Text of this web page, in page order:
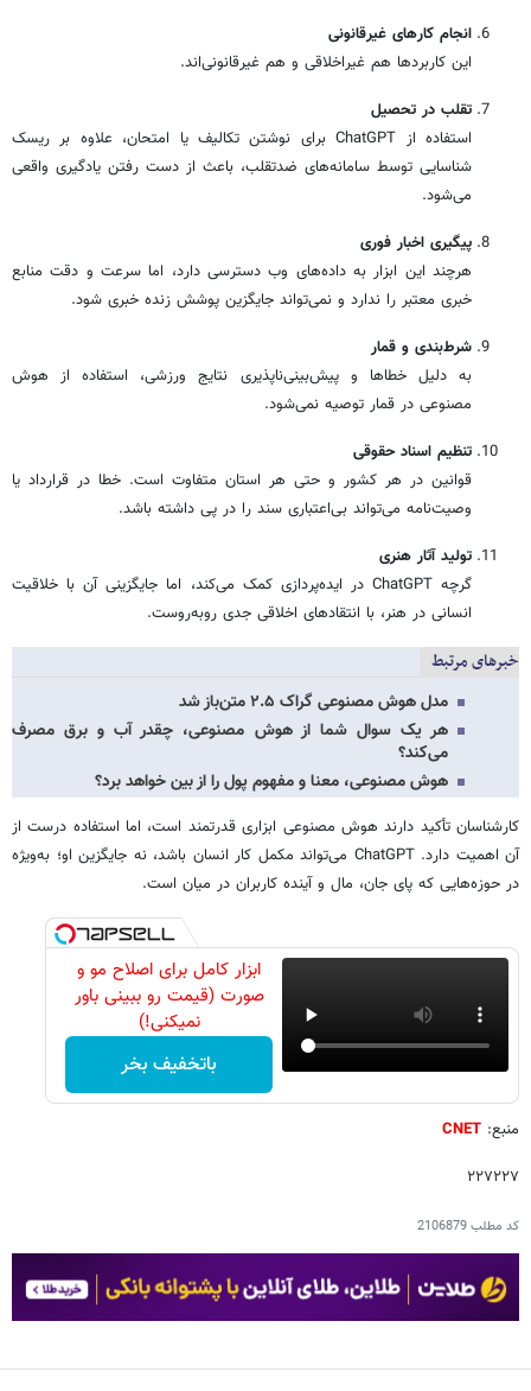
انجام کارهای غیرقانونی
این کاربردها هم غیراخلاقی و هم غیرقانونی‌اند.
تقلب در تحصیل
استفاده از ChatGPT برای نوشتن تکالیف یا امتحان، علاوه بر ریسک
شناسایی توسط سامانه‌های ضدتقلب، باعث از دست رفتن یادگیری واقعی
می‌شود.
پیگیری اخبار فوری
هرچند این ابزار به داده‌های وب دسترسی دارد، اما سرعت و دقت منابع
خبری معتبر را ندارد و نمی‌تواند جایگزین پوشش زنده خبری شود.
شرط‌بندی و قمار
به دلیل خطاها و پیش‌بینی‌ناپذیری نتایج ورزشی، استفاده از هوش
مصنوعی در قمار توصیه نمی‌شود.
تنظیم اسناد حقوقی
قوانین در هر کشور و حتی هر استان متفاوت است. خطا در قرارداد یا
وصیت‌نامه می‌تواند بی‌اعتباری سند را در پی داشته باشد.
تولید آثار هنری
گرچه ChatGPT در ایده‌پردازی کمک می‌کند، اما جایگزینی آن با خلاقیت
انسانی در هنر، با انتقادهای اخلاقی جدی روبه‌روست.
خبرهای مرتبط
مدل هوش مصنوعی گراک ۲.۵ متن‌باز شد
هر یک سوال شما از هوش مصنوعی، چقدر آب و برق مصرف
می‌کند؟
هوش مصنوعی، معنا و مفهوم پول را از بین خواهد برد؟
کارشناسان تأکید دارند هوش مصنوعی ابزاری قدرتمند است، اما استفاده درست از
آن اهمیت دارد. ChatGPT می‌تواند مکمل کار انسان باشد، نه جایگزین او؛ به‌ویژه
در حوزه‌هایی که پای جان، مال و آینده کاربران در میان است.
ابزار کامل برای اصلاح مو و
صورت (قیمت رو ببینی باور
نمیکنی!)
باتخفیف بخر
منبع: CNET
۲۲۷۲۲۷
کد مطلب2106879